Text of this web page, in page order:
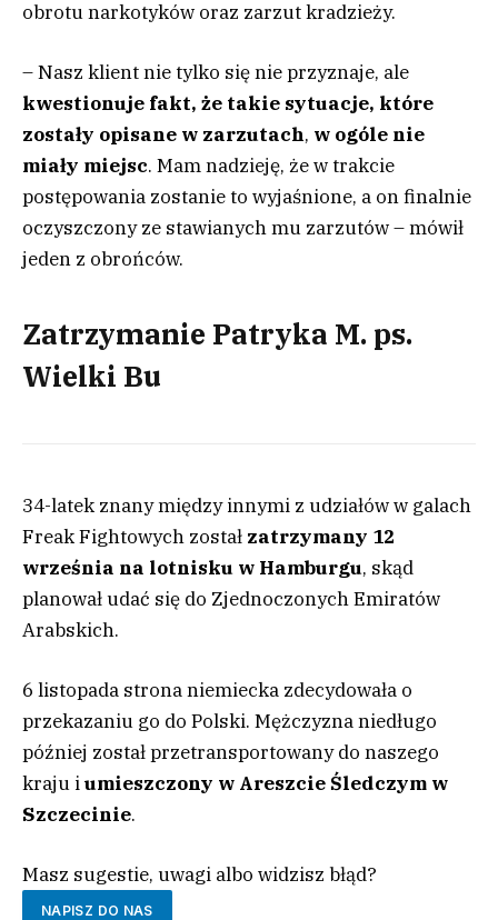
obrotu narkotyków oraz zarzut kradzieży.
– Nasz klient nie tylko się nie przyznaje, ale
kwestionuje fakt, że takie sytuacje, które
zostały opisane w zarzutach, w ogóle nie
miały miejsc. Mam nadzieję, że w trakcie
postępowania zostanie to wyjaśnione, a on finalnie
oczyszczony ze stawianych mu zarzutów – mówił
jeden z obrońców.
Zatrzymanie Patryka M. ps.
Wielki Bu
34-latek znany między innymi z udziałów w galach
Freak Fightowych został zatrzymany 12
września na lotnisku w Hamburgu, skąd
planował udać się do Zjednoczonych Emiratów
Arabskich.
6 listopada strona niemiecka zdecydowała o
przekazaniu go do Polski. Mężczyzna niedługo
później został przetransportowany do naszego
kraju iumieszczony w Areszcie Śledczym w
Szczecinie.
Masz sugestie, uwagi albo widzisz błąd?
NAPISZ DO NAS